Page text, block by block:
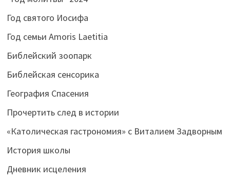
Год святого Иосифа
Год семьи Amoris Laetitia
Библейский зоопарк
Библейская сенсорика
География Спасения
Прочертить след в истории
«Католическая гастрономия» с Виталием Задворным
История школы
Дневник исцеления